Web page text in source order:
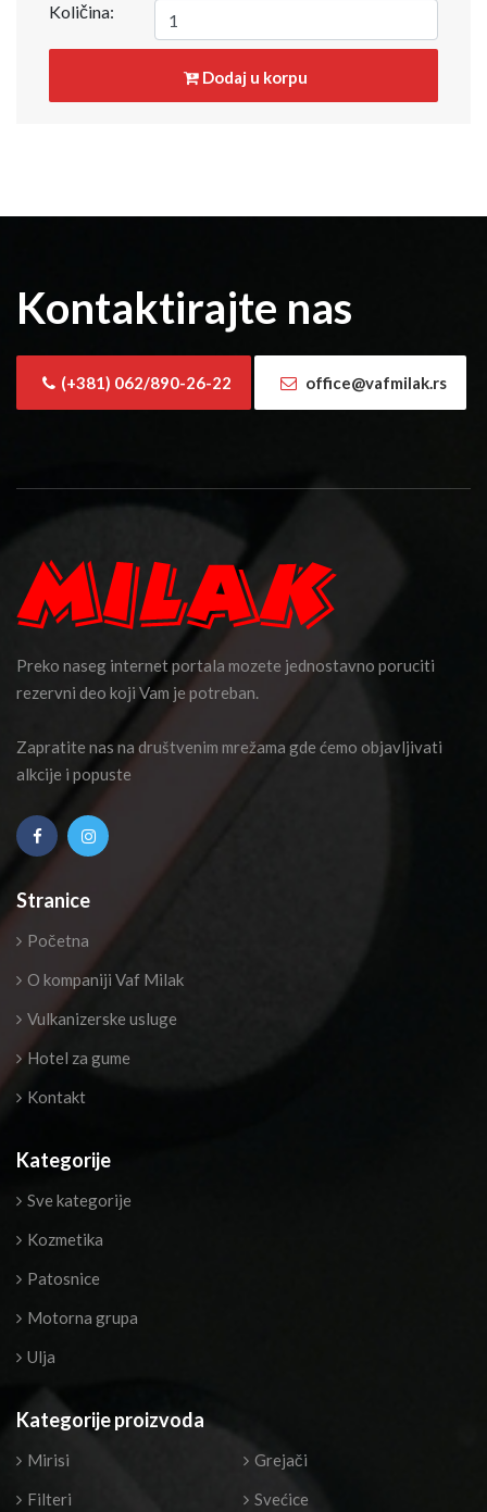
Količina:
Dodaj u korpu
Kontaktirajte nas
(+381) 062/890-26-22 office@vafmilak.rs
Preko naseg internet portala mozete jednostavno poruciti
rezervni deo koji Vam je potreban.
Zapratite nas na društvenim mrežama gde ćemo objavljivati
alkcije i popuste
Stranice
Početna
O kompaniji Vaf Milak
Vulkanizerske usluge
Hotel za gume
Kontakt
Kategorije
Sve kategorije
Kozmetika
Patosnice
Motorna grupa
Ulja
Kategorije proizvoda
Mirisi
Filteri
Grejači
Svećice